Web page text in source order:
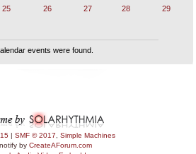
25 26 27 28
29
events were found.
| SMF © 2017
Simple Machines
by CreateAForum.com